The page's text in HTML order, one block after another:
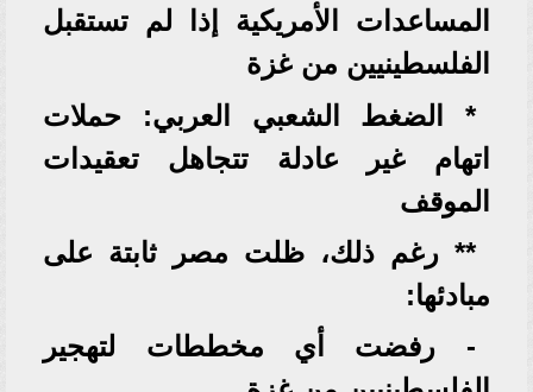
المساعدات الأمريكية إذا لم تستقبل
الفلسطينيين من غزة
* الضغط الشعبي العربي: حملات
اتهام غير عادلة تتجاهل تعقيدات
الموقف
** رغم ذلك، ظلت مصر ثابتة على
مبادئها:
- رفضت أي مخططات لتهجير